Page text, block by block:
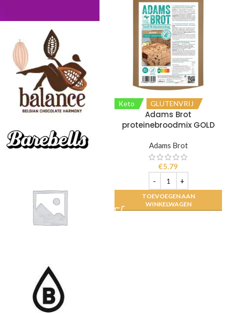
Keto GLUTENVRIJ
Adams Brot
proteinebroodmix GOLD
Adams Brot
€5.79
TOEVOEGEN AAN
WINKELWAGEN